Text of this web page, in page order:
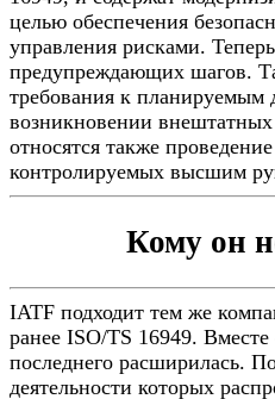
целью обеспечения
управления рисками.
предупреждающих шагов.
требования к планируемым
возникновении
относятся также
контролируемых высшим
Кому он
IATF подходит тем же
ранее ISO/TS 16949.
последнего расширилась.
деятельности которых